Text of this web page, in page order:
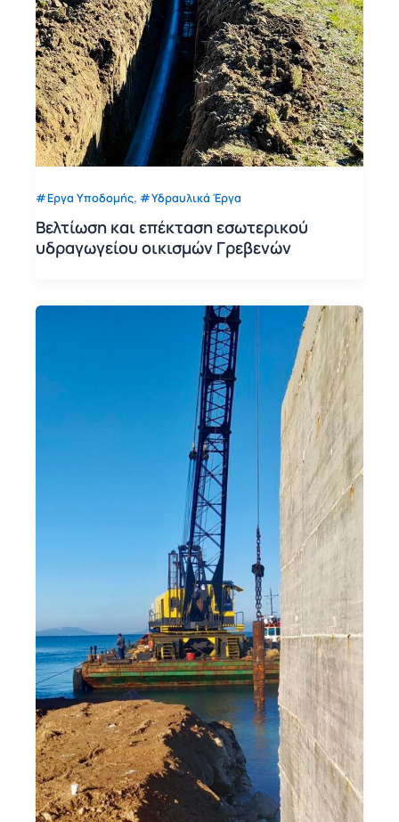
Εργα Υποδομής, Υδραυλικά Έργα
Βελτίωση και επέκταση εσωτερικού
υδραγωγείου οικισμών Γρεβενών